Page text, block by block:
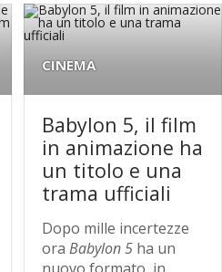
CINEMA
Babylon 5, il film
in animazione ha
un titolo e una
trama ufficiali
Dopo mille incertezze
ora Babylon 5 ha un